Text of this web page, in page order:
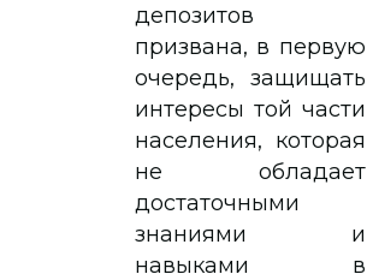
депозитов
призвана, в первую
очередь, защищать
интересы той части
населения, которая
не обладает
достаточными
знаниями и
навыками в